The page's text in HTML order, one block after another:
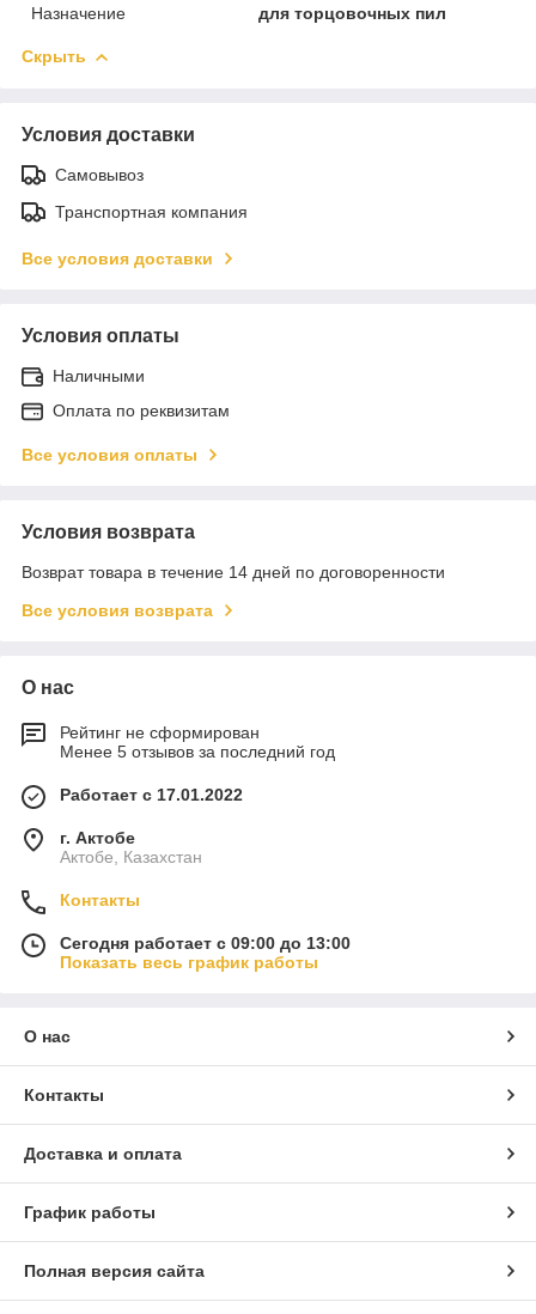
Назначение
для торцовочных пил
Скрыть
Условия доставки
Самовывоз
Транспортная компания
Все условия доставки
Условия оплаты
Наличными
Оплата по реквизитам
Все условия оплаты
Условия возврата
Возврат товара в течение 14 дней по договоренности
Все условия возврата
О нас
Рейтинг не сформирован
Менее 5 отзывов за последний год
Работает с 17.01.2022
г. Актобе
Актобе, Казахстан
Контакты
Сегодня работает с 09:00 до 13:00
Показать весь график работы
О нас
Контакты
Доставка и оплата
График работы
Полная версия сайта